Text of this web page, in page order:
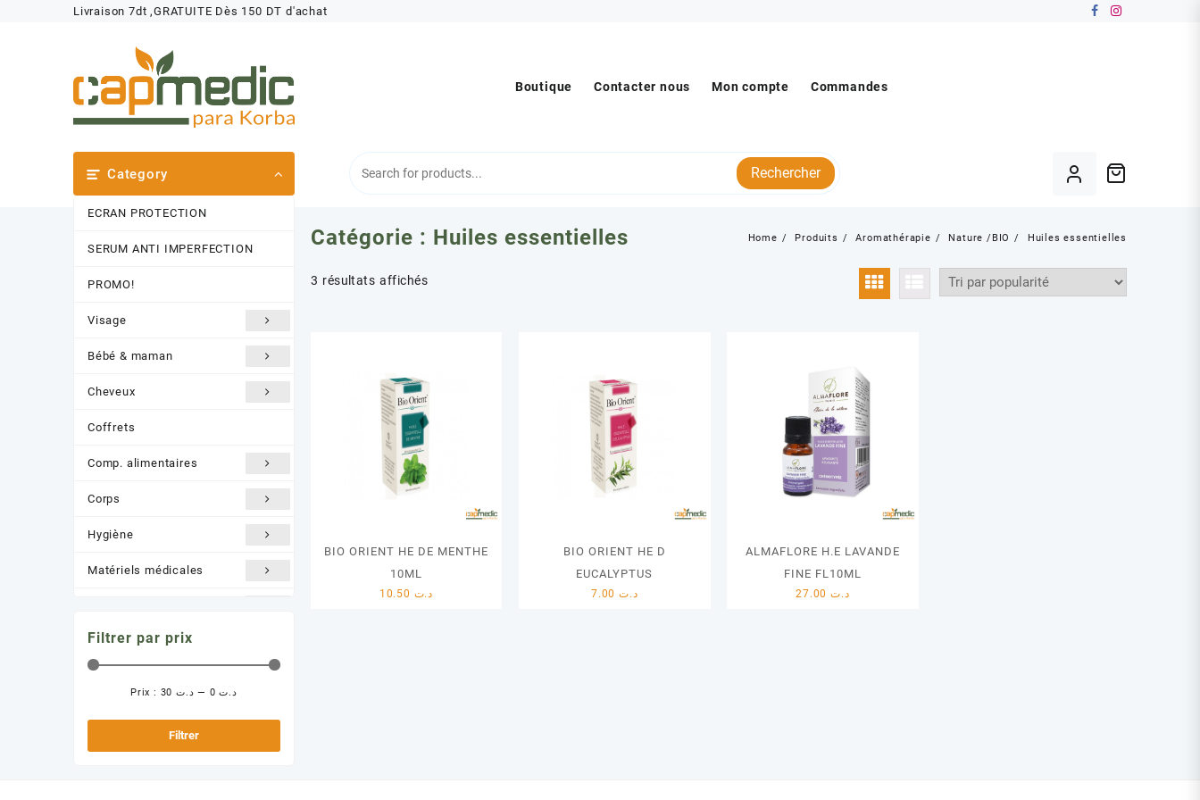
Livraison 7dt ,GRATUITE Dès 150 DT d'achat
Boutique Contacter nous Mon compte Commandes
Category
ECRAN PROTECTION
SERUM ANTI IMPERFECTION
PROMO!
Visage
Bébé & maman
Cheveux
Coffrets
Comp. alimentaires
Corps
Hygiène
Matériels médicales
Orthopédie
Rechercher
Catégorie : Huiles essentielles Home Produits Aromathérapie Nature /BIO Huiles essentielles
3 résultats affichésTrié
BIO ORIENT HE DE MENTHE
10ML
د.ت
BIO ORIENT HE D
EUCALYPTUS
د.ت
ALMAFLORE H.E LAVANDE
FINE FL10ML
د.ت27.00
Filtrer par prix
Filtrer
Prix : د.ت 0 — د.ت 30